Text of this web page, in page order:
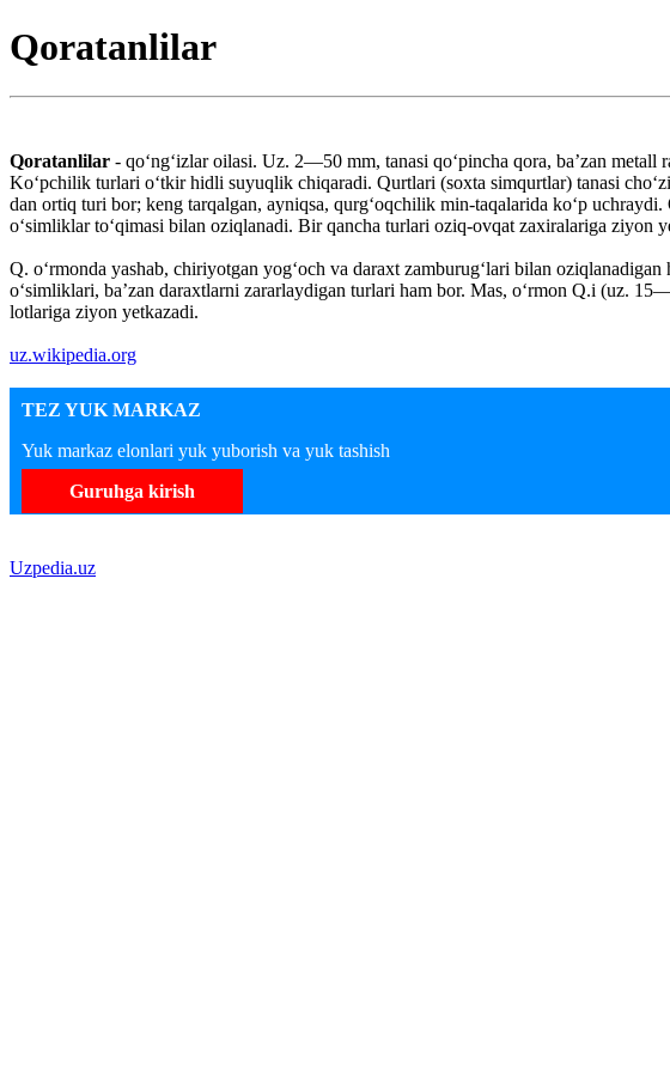
Qoratanlilar
Qoratanlilar - qoʻngʻizlar oilasi. Uz. 2—50 mm, tanasi qoʻpincha qora, baʼzan
Koʻpchilik turlari oʻtkir hidli suyuqlik chiqaradi. Qurtlari (soxta simqurtlar) tanasi
dan ortiq turi bor; keng tarqalgan, ayniqsa, qurgʻoqchilik min-taqalarida koʻp
oʻsimliklar toʻqimasi bilan oziqlanadi. Bir qancha turlari oziq-ovqat zaxiralariga ziyon
Q. oʻrmonda yashab, chiriyotgan yogʻoch va daraxt zamburugʻlari bilan
oʻsimliklari, baʼzan daraxtlarni zararlaydigan turlari ham bor. Mas, oʻrmon Q.i (uz.
lotlariga ziyon yetkazadi.
uz.wikipedia.org
TEZ YUK MARKAZ
Yuk markaz elonlari yuk yuborish va yuk tashish
Guruhga kirish
Uzpedia.uz